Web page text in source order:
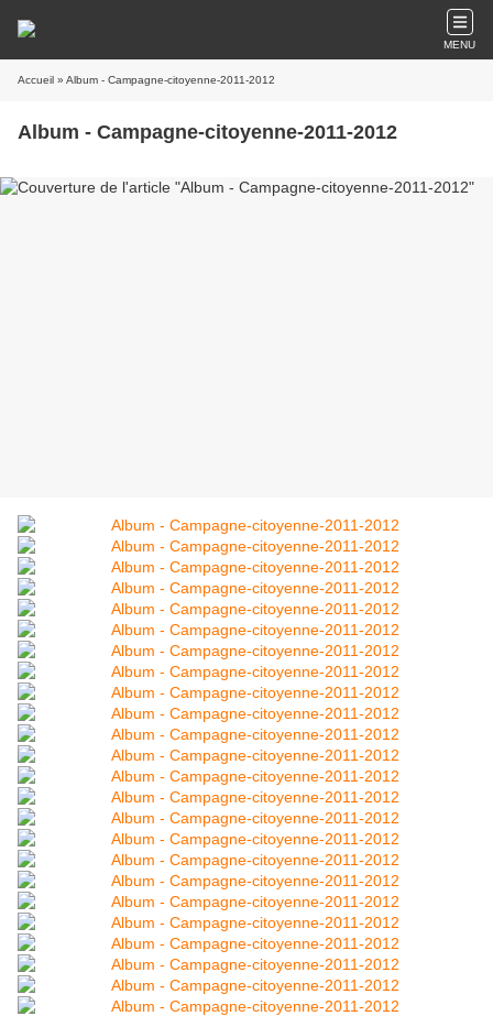
MENU
Accueil » Album - Campagne-citoyenne-2011-2012
Album - Campagne-citoyenne-2011-2012